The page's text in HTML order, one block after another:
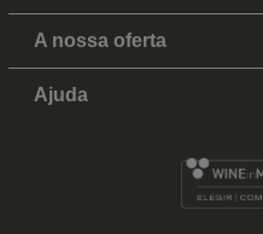
A nossa oferta
Ajuda